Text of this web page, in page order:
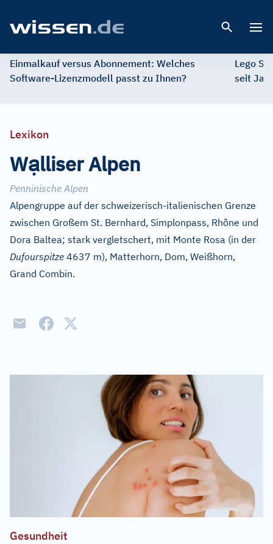
Einmalkauf versus Abonnement: Welches
Software-Lizenzmodell passt zu Ihnen?
Lego
seit
Lexikon
Wạlliser Alpen
Penninische Alpen
Alpengruppe auf der schweizerisch-italienischen Grenze
zwischen Großem St. Bernhard, Simplonpass, Rhône und
Dora Baltea; stark vergletschert, mit Monte Rosa (in der
Dufourspitze 4637 m), Matterhorn, Dom, Weißhorn,
Grand Combin.
Gesundheit